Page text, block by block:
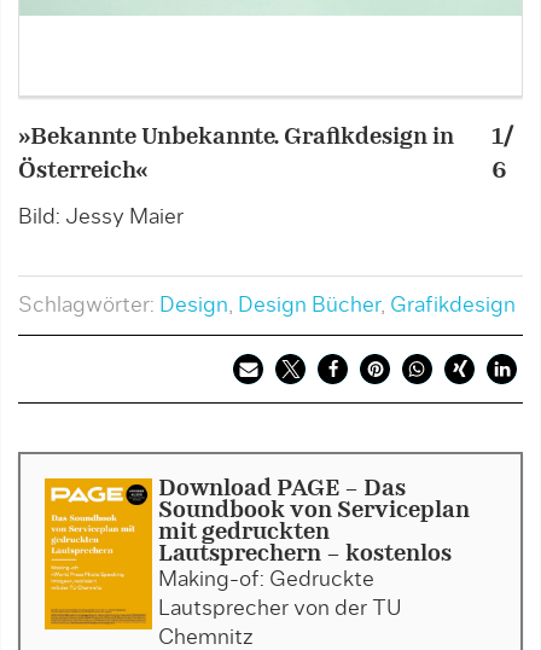
»Bekannte Unbekannte. Grafikdesign in
Österreich«
Bild: Jessy Maier
1/
6
Schlagwörter: Design, Design Bücher, Grafikdesign
Download PAGE - Das
Soundbook von Serviceplan
mit gedruckten
Lautsprechern - kostenlos
Making-of: Gedruckte
Lautsprecher von der TU
Chemnitz